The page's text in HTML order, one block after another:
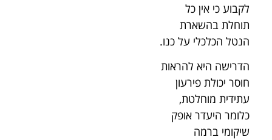
לקבוע כי אין כל
תוחלת בהשארת
הנטל הכלכלי על כנו.
הדרישה היא להראות
חוסר יכולת פירעון
עתידית מוחלטת,
כלומר היעדר אופק
שיקומי ברמה